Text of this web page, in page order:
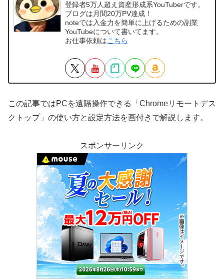
登録者5万人超え資産形成系YouTuberです。
ブログは月間20万PV達成！
noteでは入金力を簡単に上げるための副業
YouTubeについて書いてます。
お仕事依頼はこちら
この記事ではPCを遠隔操作できる「Chromeリモートデス
クトップ」の使い方と設定方法を画付きで解説します。
スポンサーリンク